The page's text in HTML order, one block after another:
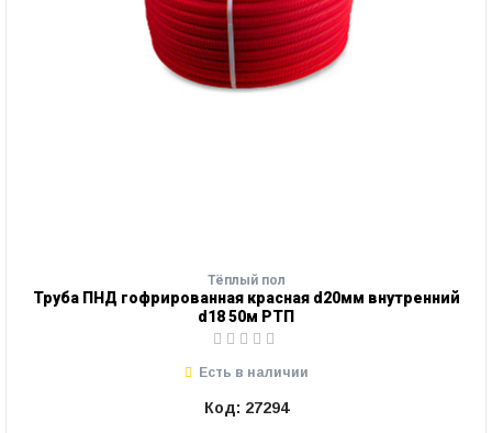
Тёплый пол
Труба ПНД гофрированная красная d20мм внутренний
d18 50м РТП
Есть в наличии
Код: 27294